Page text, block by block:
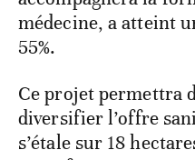
médecine, a atteint
55%.
Ce projet permettra
diversifier l’offre
s’étale sur 18